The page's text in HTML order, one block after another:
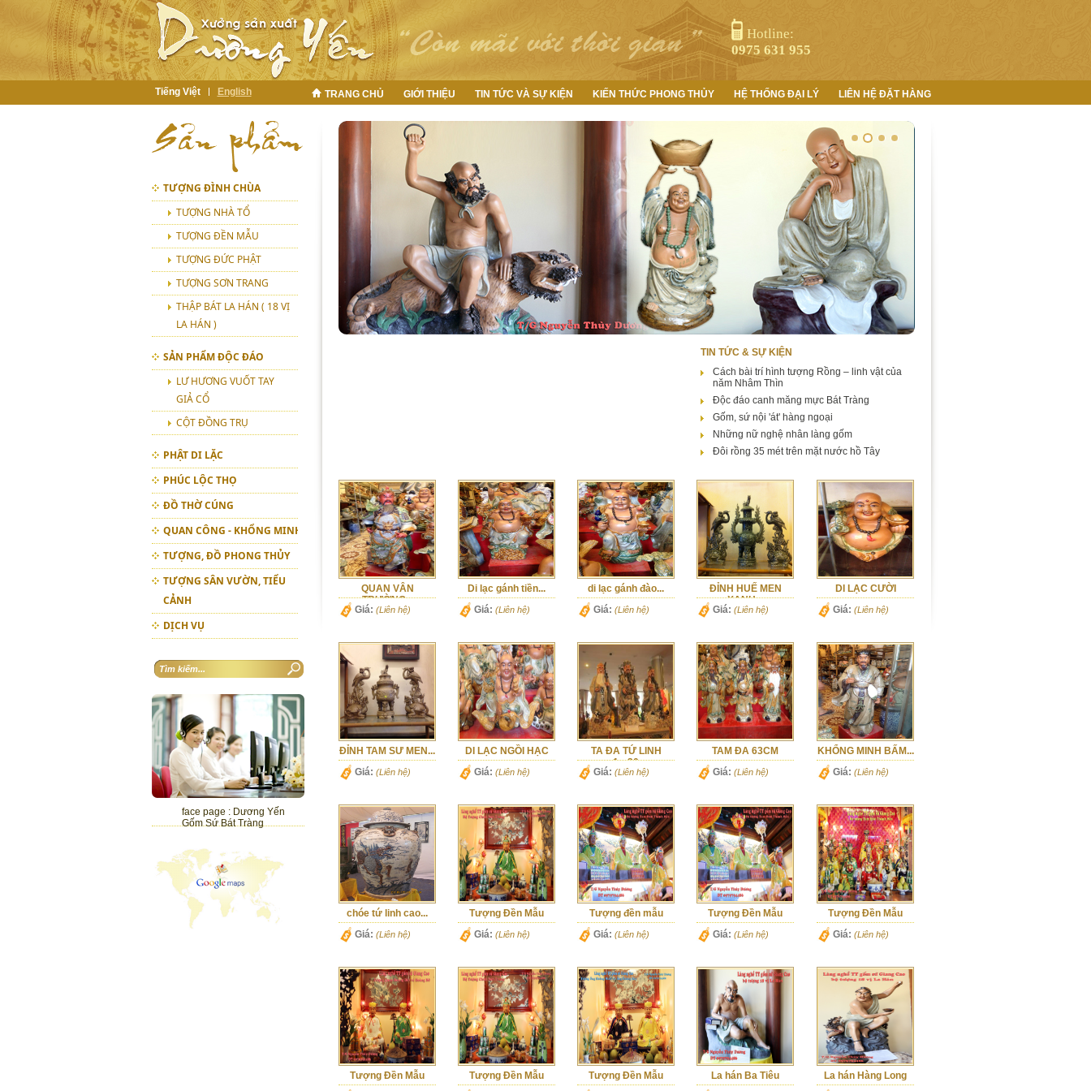
Hotline:
0975 631 955
TRANG CHỦ GIỚI THIỆU TIN TỨC VÀ SỰ KIỆN KIẾN THỨC PHONG THỦY HỆ THỐNG ĐẠI LÝ LIÊN HỆ ĐẶT HÀNG
Tiếng Việt English
TƯỢNG ĐÌNH CHÙA
TƯỢNG NHÀ TỔ
TƯỢNG ĐỀN MẪU
TƯỢNG ĐỨC PHẬT
TƯỢNG SƠN TRANG
THẬP BÁT LA HÁN ( 18 VỊ
LA HÁN )
SẢN PHẨM ĐỘC ĐÁO
LƯ HƯƠNG VUỐT TAY
GIẢ CỔ
CỘT ĐỒNG TRỤ
PHẬT DI LẶC
PHÚC LỘC THỌ
ĐỒ THỜ CÚNG
QUAN CÔNG - KHỔNG MINH
TƯỢNG, ĐỒ PHONG THỦY
TƯỢNG SÂN VƯỜN, TIỂU
CẢNH
DỊCH VỤ
face page : Dương Yến
Gốm Sứ Bát Tràng
TIN TỨC & SỰ KIỆN
Cách bài trí hình tượng Rồng – linh vật của
năm Nhâm Thìn
Độc đáo canh măng mực Bát Tràng
Gốm, sứ nội 'át' hàng ngoại
Những nữ nghệ nhân làng gốm
Đôi rồng 35 mét trên mặt nước hồ Tây
QUAN VÂN
TRƯỜNG...
Giá: (Liên hệ)
Di lạc gánh tiền...
Giá: (Liên hệ)
di lạc gánh đào...
Giá: (Liên hệ)
ĐỈNH HUẾ MEN
XANH...
Giá: (Liên hệ)
DI LẠC CƯỜI
Giá: (Liên hệ)
ĐỈNH TAM SƯ MEN...
Giá: (Liên hệ)
DI LẠC NGỒI HẠC
Giá: (Liên hệ)
TA ĐA TỨ LINH
1m30
Giá: (Liên hệ)
TAM ĐA 63CM
Giá: (Liên hệ)
KHỔNG MINH BẤM...
Giá: (Liên hệ)
chóe tứ linh cao...
Giá: (Liên hệ)
Tượng Đền Mẫu
Giá: (Liên hệ)
Tượng đền mẫu
Giá: (Liên hệ)
Tượng Đền Mẫu
Giá: (Liên hệ)
Tượng Đền Mẫu
Giá: (Liên hệ)
Tượng Đền Mẫu Tượng Đền Mẫu Tượng Đền Mẫu La hán Ba Tiêu La hán Hàng Long